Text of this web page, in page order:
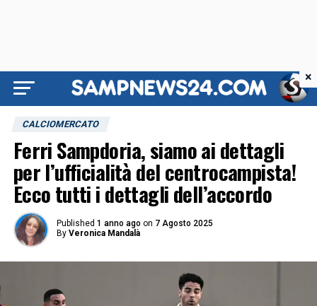
CALCIOMERCATO
Ferri Sampdoria, siamo ai dettagli
per l’ufficialità del centrocampista!
Ecco tutti i dettagli dell’accordo
Published 1 anno ago on 7 Agosto 2025
By Veronica Mandalà
×